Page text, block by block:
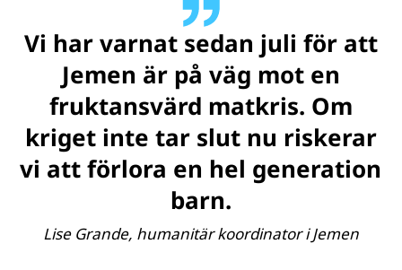
Vi har varnat sedan juli för att
Jemen är på väg mot en
fruktansvärd matkris. Om
kriget inte tar slut nu riskerar
vi att förlora en hel generation
barn.
Lise Grande, humanitär koordinator i Jemen